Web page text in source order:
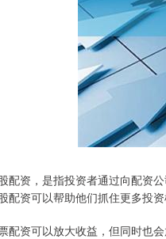
配资，是指投资者通过向配资
配资可以帮助他们抓住更多投资
配资可以放大收益，但同时也